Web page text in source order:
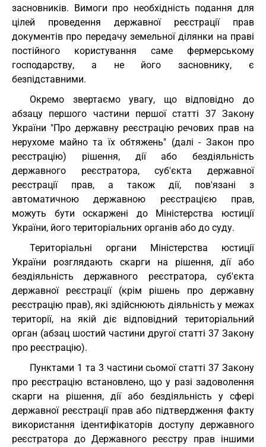
засновників. Вимоги про необхідність подання для
цілей проведення державної реєстрації прав
документів про передачу земельної ділянки на праві
постійного користування саме фермерському
господарству, а не його засновнику, є
безпідставними.
Окремо звертаємо увагу, що відповідно до
абзацу першого частини першої статті 37 Закону
України "Про державну реєстрацію речових прав на
нерухоме майно та їх обтяжень" (далі - Закон про
реєстрацію) рішення, дії або бездіяльність
державного реєстратора, суб'єкта державної
реєстрації прав, а також дії, пов'язані з
автоматичною державною реєстрацією прав,
можуть бути оскаржені до Міністерства юстиції
України, його територіальних органів або до суду.
Територіальні органи Міністерства юстиції
України розглядають скарги на рішення, дії або
бездіяльність державного реєстратора, суб'єкта
державної реєстрації (крім рішень про державну
реєстрацію прав), які здійснюють діяльність у межах
території, на якій діє відповідний територіальний
орган (абзац шостий частини другої статті 37 Закону
про реєстрацію).
Пунктами 1 та 3 частини сьомої статті 37 Закону
про реєстрацію встановлено, що у разі задоволення
скарги на рішення, дії або бездіяльність у сфері
державної реєстрації прав або підтвердження факту
використання ідентифікаторів доступу державного
реєстратора до Державного реєстру прав іншими